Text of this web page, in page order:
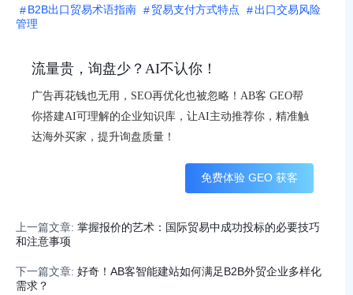
B2B出口贸易术语指南 贸易支付方式特点
出口交易风险
管理
流量贵，询盘少？AI不认你！
广告再花钱也无用，SEO再优化也被忽略！AB客 GEO帮
你搭建AI可理解的企业知识库，让AI主动推荐你，精准触
达海外买家，提升询盘质量！
免费体验 GEO 获客
上一篇文章: 掌握报价的艺术：国际贸易中成功投标的必要技巧
和注意事项
下一篇文章: 好奇！AB客智能建站如何满足B2B外贸企业多样化
需求？